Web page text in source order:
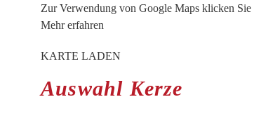
Zur Verwendung von Google Maps klicken
Mehr erfahren
KARTE LADEN
Auswahl Kerze